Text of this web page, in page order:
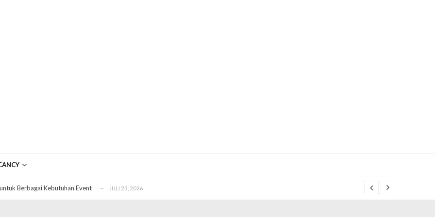
Berbagai Kebutuhan Event JULI 23, 2026